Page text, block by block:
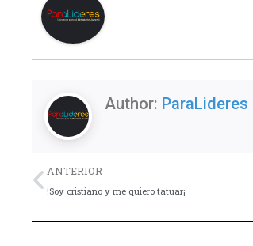
Author: ParaLideres
Previo
ANTERIOR
!Soy cristiano y me quiero tatuar¡